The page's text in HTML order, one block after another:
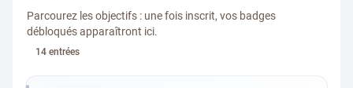
Parcourez les objectifs : une fois inscrit, vos badges
débloqués apparaîtront ici.
14 entrées